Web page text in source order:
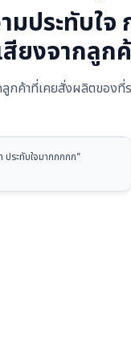
มประทับใจ
สียงจากลูก
ลูกค้าที่เคยสั่งผลิตของที่ร
ประทับใจมากกกกก”